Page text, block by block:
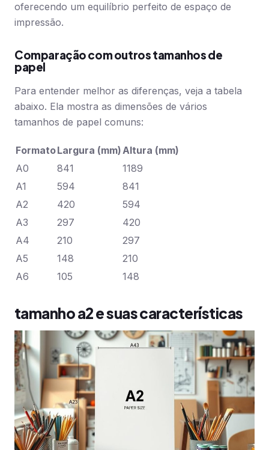
oferecendo um equilíbrio perfeito de espaço de
impressão.
Comparação com outros tamanhos de
papel
Para entender melhor as diferenças, veja a tabela
abaixo. Ela mostra as dimensões de vários
tamanhos de papel comuns:
FormatoLargura (mm)Altura (mm)
A0
841
1189
A1
594
841
A2
420
594
A3
297
420
A4
210
297
A5
148
210
A6
105 148
tamanho a2 e suas características